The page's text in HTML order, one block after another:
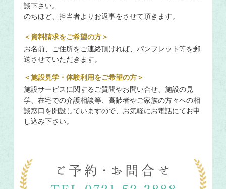
談下さい。
のちほど、担当者よりお返事をさせて頂きます。
＜資料請求をご希望の方＞
お名前、ご住所をご連絡頂ければ、パンフレット等を郵
送させていただきます。
＜施設見学・体験利用をご希望の方＞
施設サービスに関するご質問やお問い合せ、施設の見
学、在宅での介護相談等、高齢者やご家族の方々への相
談窓口を開設していますので、お気軽にお電話にてお申
し込み下さい。